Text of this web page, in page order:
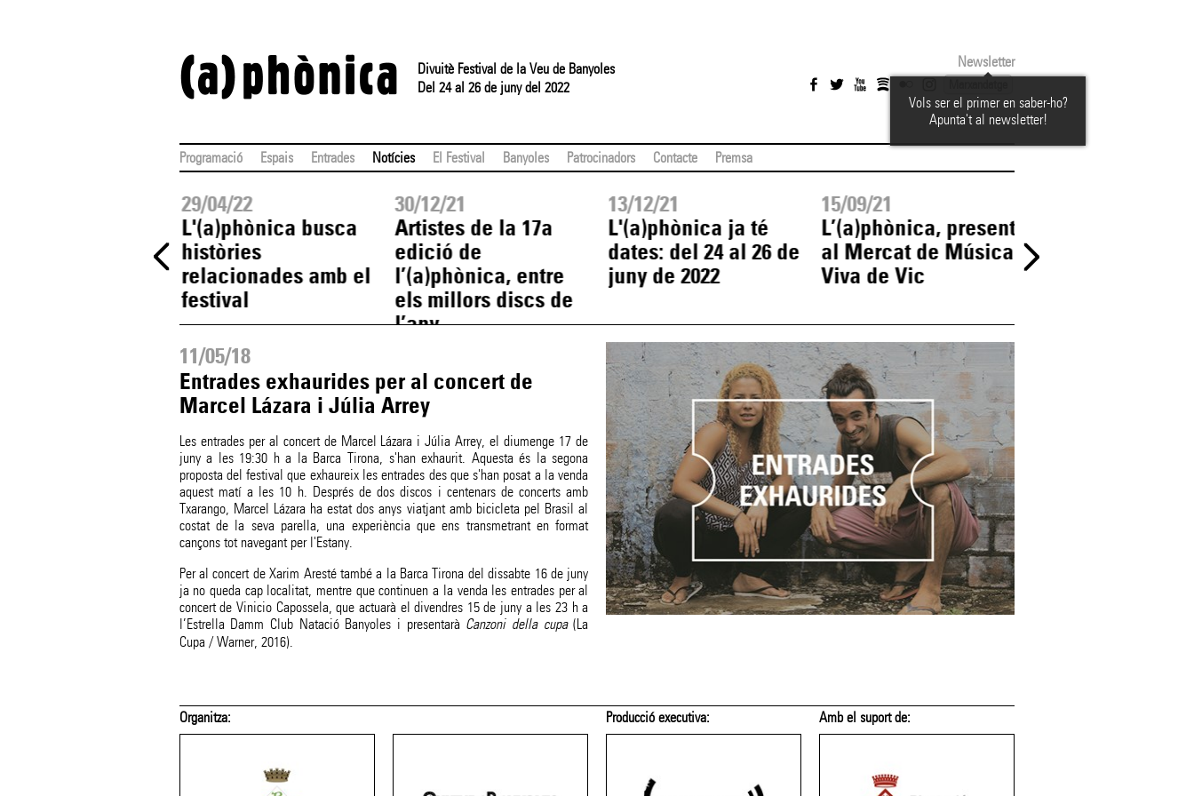
Divuitè Festival de la Veu de Banyoles
Del 24 al 26 de juny del 2022
Newsletter
Vols ser el primer en saber-ho?
Apunta't al newsletter!
Programació Espais Entrades Notícies El Festival Banyoles Patrocinadors Contacte Premsa
presentació
29/04/22
L'(a)phònica busca
històries
relacionades amb el
festival
30/12/21
Artistes de la 17a
edició de
l’(a)phònica, entre
els millors discs de
l’any
13/12/21
L'(a)phònica ja té
dates: del 24 al 26 de
juny de 2022
15/09/21
L’(a)phònica, present
al Mercat de Música
Viva de Vic
Tarta Relena per
11/05/18
Entrades exhaurides per al concert de
Marcel Lázara i Júlia Arrey
Les entrades per al concert de Marcel Lázara i Júlia Arrey, el diumenge 17 de
juny a les 19:30 h a la Barca Tirona, s'han exhaurit. Aquesta és la segona
proposta del festival que exhaureix les entrades des que s'han posat a la venda
aquest matí a les 10 h. Després de dos discos i centenars de concerts amb
Txarango, Marcel Lázara ha estat dos anys viatjant amb bicicleta pel Brasil al
costat de la seva parella, una experiència que ens transmetrant en format
cançons tot navegant per l'Estany.
Per al concert de Xarim Aresté també a la Barca Tirona del dissabte 16 de juny
ja no queda cap localitat, mentre que continuen a la venda les entrades per al
concert de Vinicio Capossela, que actuarà el divendres 15 de juny a les 23 h a
l’Estrella Damm Club Natació Banyoles i presentarà Canzoni della cupa(La
Cupa / Warner, 2016).
Organitza: Producció executiva: Amb el suport de: